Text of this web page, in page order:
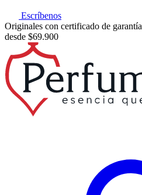
Escríbenos
Originales con certificado de garantía
desde $69.900